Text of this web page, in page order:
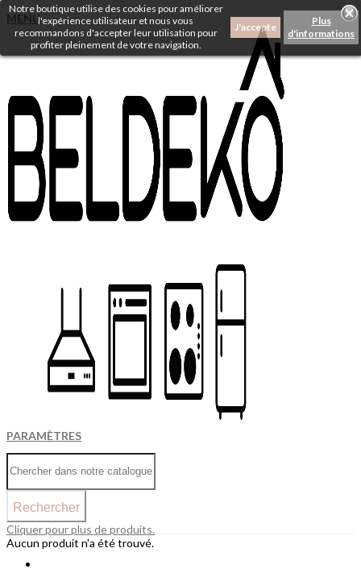
MENU
PARAMÈTRES
Rechercher
Cliquer pour plus de produits.
Aucun produit n'a été trouvé.
Notre boutique utilise des cookies pour améliorer
l'expérience utilisateur et nous vous
recommandons d'accepter leur utilisation pour
profiter pleinement de votre navigation.
J'accepte
Plus
d'informations